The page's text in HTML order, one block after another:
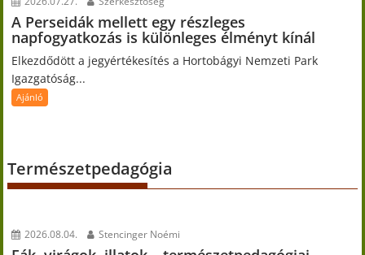
A Perseidák mellett egy részleges
napfogyatkozás is különleges élményt kínál
Elkezdődött a jegyértékesítés a Hortobágyi Nemzeti Park
Igazgatóság...
Ajánló
Természetpedagógia
2026.08.04. Stencinger Noémi